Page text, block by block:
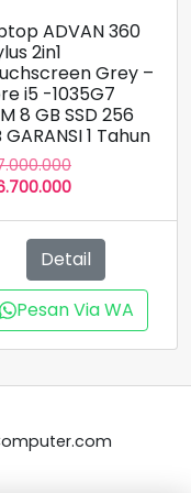
ADVAN 360
2in1
Grey –
i5 -1035G7
8 GB SSD 256
GARANSI 1 Tahun
Harga
aslinya
Harga
adalah:
Rp6.700.000.
Detail
Pesan Via WA